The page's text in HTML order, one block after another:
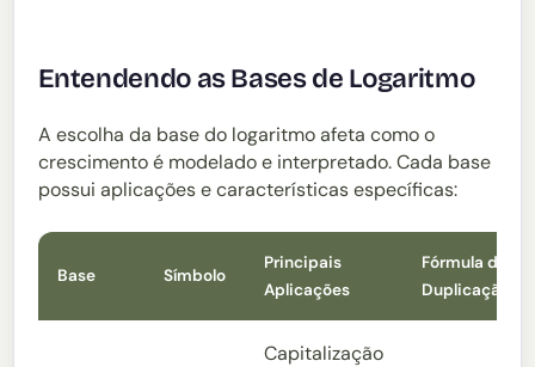
Entendendo as Bases de Logaritmo
A escolha da base do logaritmo afeta como o
crescimento é modelado e interpretado. Cada base
possui aplicações e características específicas:
Base Símbolo
Principais
Aplicações
Fórmula de
Duplicação
Capitalização